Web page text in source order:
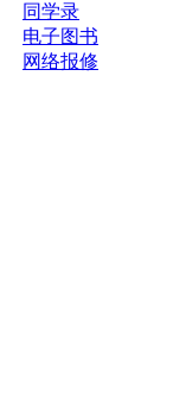
同学录
电子图书
网络报修